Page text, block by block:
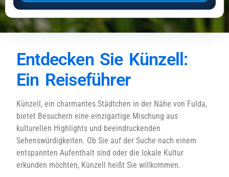
Entdecken Sie Künzell:
Ein Reiseführer
Künzell, ein charmantes Städtchen in der Nähe von Fulda,
bietet Besuchern eine einzigartige Mischung aus
kulturellen Highlights und beeindruckenden
Sehenswürdigkeiten. Ob Sie auf der Suche nach einem
entspannten Aufenthalt sind oder die lokale Kultur
erkunden möchten, Künzell heißt Sie willkommen.